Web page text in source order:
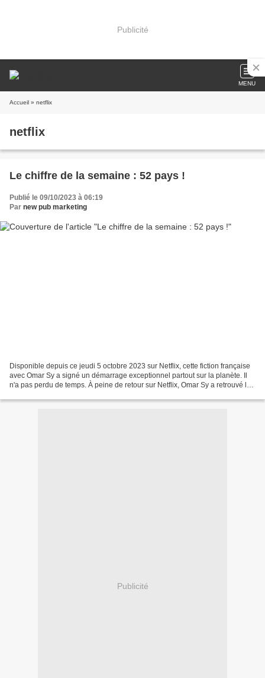
Publicité
MENU
Accueil » netflix
netflix
Le chiffre de la semaine : 52 pays !
Publié le 09/10/2023 à 06:19
Par new pub marketing
Disponible depuis ce jeudi 5 octobre 2023 sur Netflix, cette fiction française
avec Omar Sy a signé un démarrage exceptionnel partout sur la planète. Il
n'a pas perdu de temps. À peine de retour sur Netflix, Omar Sy a retrouvé le
Publicité